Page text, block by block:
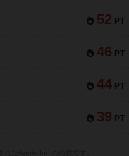
52 PT
46 PT
44 PT
39 PT